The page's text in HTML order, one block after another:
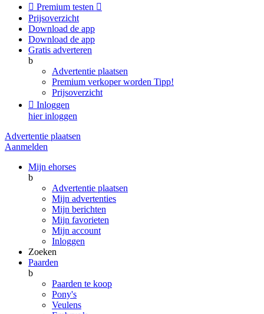
 Premium testen 
Prijsoverzicht
Download de app
Download de app
Gratis adverteren
b
Advertentie plaatsen
Premium verkoper worden Tipp!
Prijsoverzicht
 Inloggen
hier inloggen
Advertentie plaatsen
Aanmelden
Mijn ehorses
b
Advertentie plaatsen
Mijn advertenties
Mijn berichten
Mijn favorieten
Mijn account
Inloggen
Zoeken
Paarden
b
Paarden te koop
Pony's
Veulens